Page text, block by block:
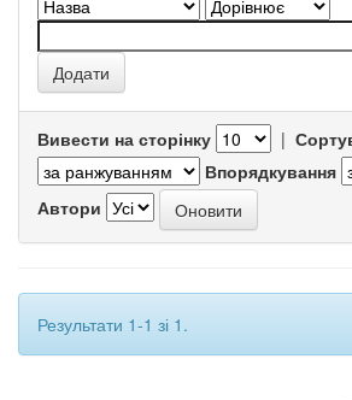
Вивести на сторінку |
Впорядкування
Автори
Результати 1-1 зі 1.